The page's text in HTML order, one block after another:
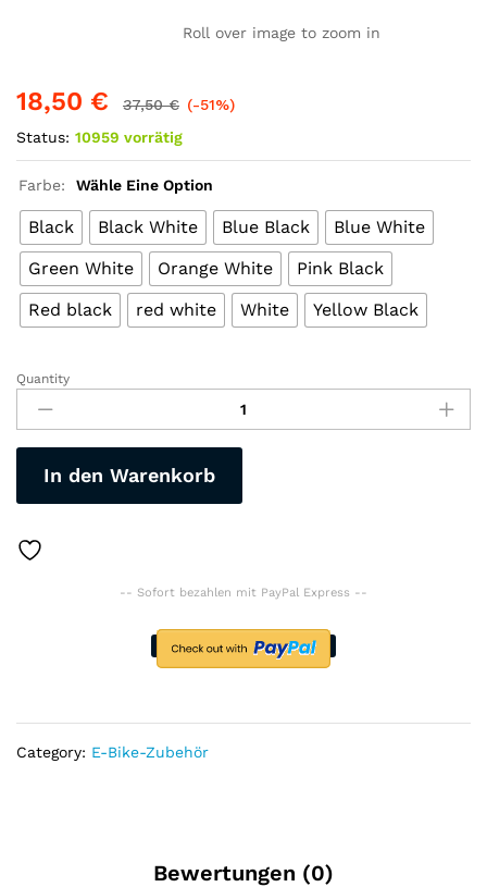
Roll over image to zoom in
18,50 € 37,50€ (-51%)
Status: 10959 vorrätig
Farbe: Wähle Eine Option
Black Black White Blue Black
Blue White
Green White
Orange White
Pink Black
Red black
red white White Yellow Black
Leichter
sportlicher
Fahrrad
Helm
Rennrad-
Bike-
Sicherheitskopfschutz
Quantity
In den Warenkorb
-- Sofort bezahlen mit PayPal Express --
Category: E-Bike-Zubehör
Bewertungen (0)